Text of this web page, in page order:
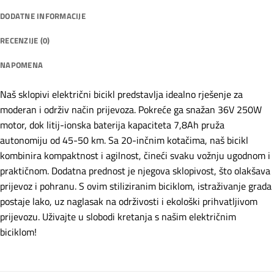
DODATNE INFORMACIJE
RECENZIJE (0)
NAPOMENA
Naš sklopivi električni bicikl predstavlja idealno rješenje za
moderan i održiv način prijevoza. Pokreće ga snažan 36V 250W
motor, dok litij-ionska baterija kapaciteta 7,8Ah pruža
autonomiju od 45-50 km. Sa 20-inčnim kotačima, naš bicikl
kombinira kompaktnost i agilnost, čineći svaku vožnju ugodnom i
praktičnom. Dodatna prednost je njegova sklopivost, što olakšava
prijevoz i pohranu. S ovim stiliziranim biciklom, istraživanje grada
postaje lako, uz naglasak na održivosti i ekološki prihvatljivom
prijevozu. Uživajte u slobodi kretanja s našim električnim
biciklom!